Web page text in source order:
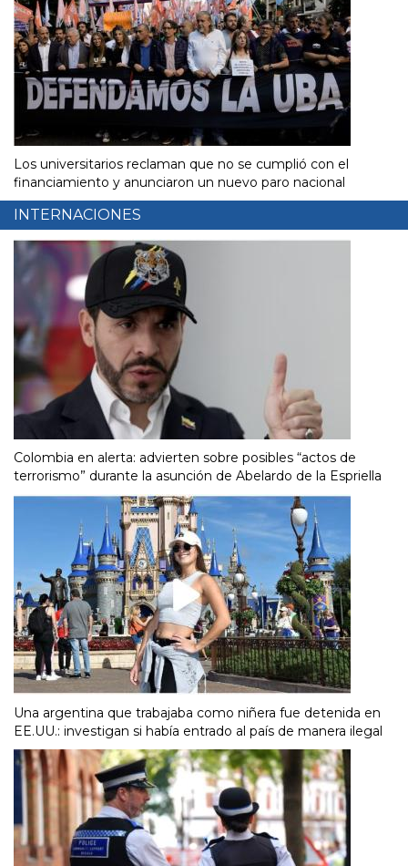
Los universitarios reclaman que no se cumplió con el
financiamiento y anunciaron un nuevo paro nacional
INTERNACIONES
Colombia en alerta: advierten sobre posibles “actos de
terrorismo” durante la asunción de Abelardo de la Espriella
Una argentina que trabajaba como niñera fue detenida en
EE.UU.: investigan si había entrado al país de manera ilegal